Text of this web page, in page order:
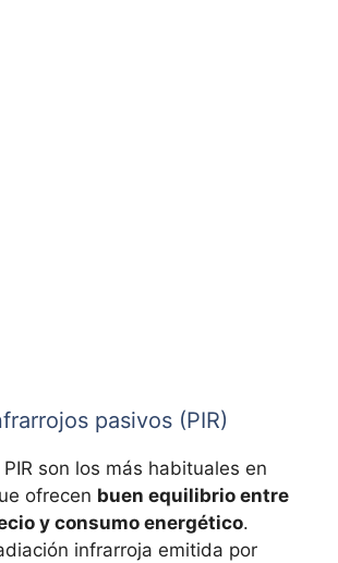
pasivos (PIR)
son los más habituales en
ofrecen buen equilibrio entre
y consumo energético.
infrarroja emitida por